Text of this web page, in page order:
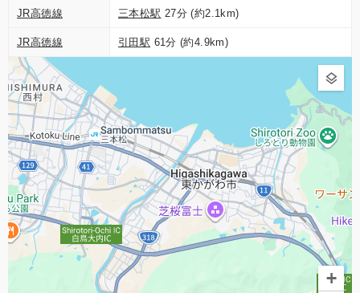
JR高徳線 三本松駅 27分 (約2.1km)
JR高徳線 引田駅 61分 (約4.9km)
+